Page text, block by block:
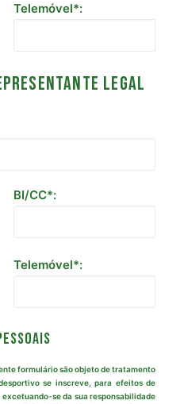
Telemóvel*:
legal
BI/CC*:
Telemóvel*:
formulário são objeto de tratamento
se inscreve, para efeitos de
se da sua responsabilidade